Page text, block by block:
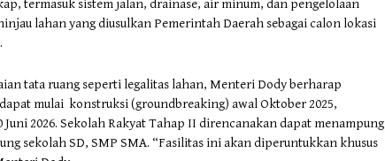
termasuk sistem jalan, drainase, air minum, dan pengelolaan
lahan yang diusulkan Pemerintah Daerah sebagai calon lokasi
tata ruang seperti legalitas lahan, Menteri Dody berharap
mulai konstruksi (groundbreaking) awal Oktober 2025,
2026. Sekolah Rakyat Tahap II direncanakan dapat menampung
sekolah SD, SMP SMA. “Fasilitas ini akan diperuntukkan khusus